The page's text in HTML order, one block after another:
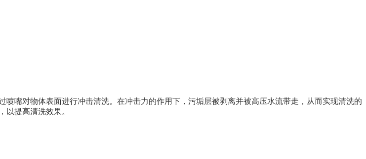
嘴对物体表面进行冲击清洗。在冲击力的作用下，污垢层被剥离并被高压水流带走，从而实现清洗的
以提高清洗效果。